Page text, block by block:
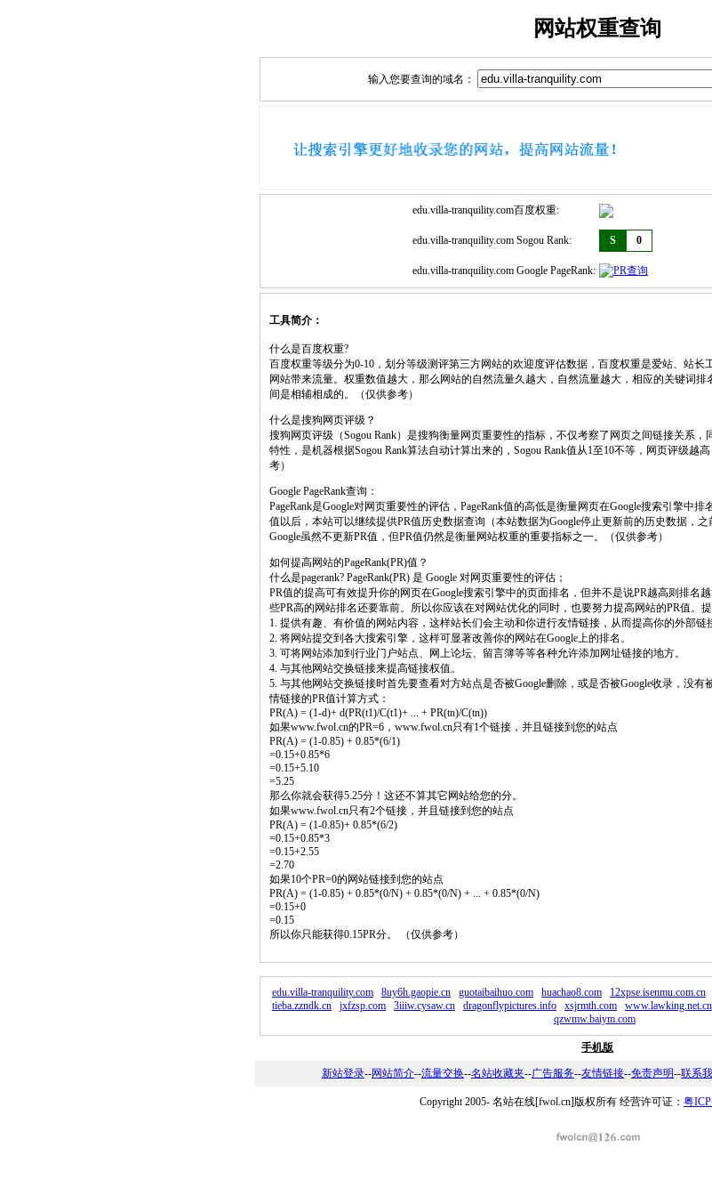
网站权重查询
输入您要查询的域名：
edu.villa-tranquility.com百度权重:
edu.villa-tranquility.com Sogou Rank: S 0
edu.villa-tranquility.com Google PageRank:
工具简介：
什么是百度权重?
百度权重等级分为0-10，划分等级测评第三方网站的欢迎度评估数据，百度权重是爱站、站
网站带来流量。权重数值越大，那么网站的自然流量久越大，自然流量越大，相应的关键词
间是相辅相成的。（仅供参考）
什么是搜狗网页评级？
搜狗网页评级（Sogou Rank）是搜狗衡量网页重要性的指标，不仅考察了网页之间链接关系
特性，是机器根据Sogou Rank算法自动计算出来的，Sogou Rank值从1至10不等，网页评级越
考）
Google PageRank查询：
PageRank是Google对网页重要性的评估，PageRank值的高低是衡量网页在Google搜索引擎中
值以后，本站可以继续提供PR值历史数据查询（本站数据为Google停止更新前的历史数据，
Google虽然不更新PR值，但PR值仍然是衡量网站权重的重要指标之一。（仅供参考）
如何提高网站的PageRank(PR)值？
什么是pagerank? PageRank(PR) 是 Google 对网页重要性的评估；
PR值的提高可有效提升你的网页在Google搜索引擎中的页面排名，但并不是说PR越高则排名
些PR高的网站排名还要靠前。所以你应该在对网站优化的同时，也要努力提高网站的PR值。
1. 提供有趣、有价值的网站内容，这样站长们会主动和你进行友情链接，从而提高你的外部链
2. 将网站提交到各大搜索引擎，这样可显著改善你的网站在Google上的排名。
3. 可将网站添加到行业门户站点、网上论坛、留言簿等等各种允许添加网址链接的地方。
4. 与其他网站交换链接来提高链接权值。
5. 与其他网站交换链接时首先要查看对方站点是否被Google删除，或是否被Google收录，没
情链接的PR值计算方式：
PR(A) = (1-d)+ d(PR(t1)/C(t1)+ ... + PR(tn)/C(tn))
如果www.fwol.cn的PR=6，www.fwol.cn只有1个链接，并且链接到您的站点
PR(A) = (1-0.85) + 0.85*(6/1)
=0.15+0.85*6
=0.15+5.10
=5.25
那么你就会获得5.25分！这还不算其它网站给您的分。
如果www.fwol.cn只有2个链接，并且链接到您的站点
PR(A) = (1-0.85)+ 0.85*(6/2)
=0.15+0.85*3
=0.15+2.55
=2.70
如果10个PR=0的网站链接到您的站点
PR(A) = (1-0.85) + 0.85*(0/N) + 0.85*(0/N) + ... + 0.85*(0/N)
=0.15+0
=0.15
所以你只能获得0.15PR分。 （仅供参考）
edu.villa-tranquility.com 8uy6h.gaopie.cn guotaibaihuo.com huachao8.com 12xpse.isenmu.com.cn
tieba.zzndk.cn
jxfzsp.com 3iiiw.cysaw.cn dragonflypictures.info xsjrmth.com www.lawking.net.cn
qzwmw.baiym.com
手机版
新站登录--网站简介--流量交换--名站收藏夹--广告服务--友情链接--免责声明--联系
Copyright 2005- 名站在线[fwol.cn]版权所有 经营许可证： 粤